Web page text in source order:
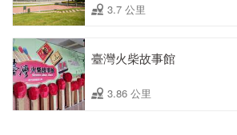
3.7 公里
臺灣火柴故事館
3.86 公里